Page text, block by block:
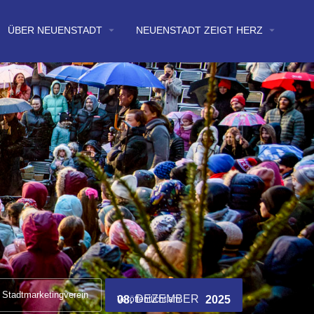
ÜBER NEUENSTADT arrow_drop_down NEUENSTADT ZEIGT HERZ arrow_drop_down
Stadtmarketingverein Veröffentlicht am:
08.DEZEMBER 2025